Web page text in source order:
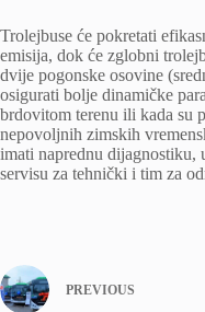
Trolejbuse će pokretati
emisija, dok će zglobni
dvije pogonske osovine
osigurati bolje dinamičke
brdovitom terenu ili kada su
nepovoljnih zimskih
imati naprednu
servisu za tehnički i tim za
PREVIOUS